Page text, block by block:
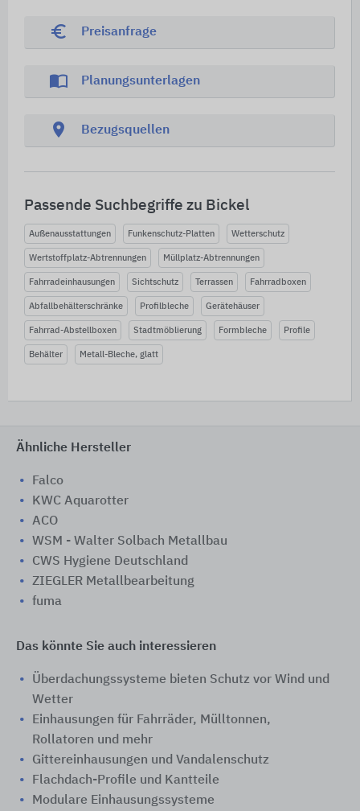
euro_symbol Preisanfrage
import_contacts Planungsunterlagen
location_on Bezugsquellen
Passende Suchbegriffe zu Bickel
Außenausstattungen Funkenschutz-Platten Wetterschutz
Wertstoffplatz-Abtrennungen Müllplatz-Abtrennungen
Fahrradeinhausungen Sichtschutz Terrassen Fahrradboxen
Abfallbehälterschränke Profilbleche Gerätehäuser
Fahrrad-Abstellboxen Stadtmöblierung Formbleche Profile
Behälter Metall-Bleche, glatt
Ähnliche Hersteller
Falco
KWC Aquarotter
ACO
WSM - Walter Solbach Metallbau
CWS Hygiene Deutschland
ZIEGLER Metallbearbeitung
fuma
Das könnte Sie auch interessieren
Überdachungssysteme bieten Schutz vor Wind und
Wetter
Einhausungen für Fahrräder, Mülltonnen,
Rollatoren und mehr
Gittereinhausungen und Vandalenschutz
Flachdach-Profile und Kantteile
Modulare Einhausungssysteme